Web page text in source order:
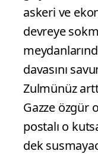
askeri ve
devreye
davasını
Zulmünüz
Gazze özgür
postalı o
dek